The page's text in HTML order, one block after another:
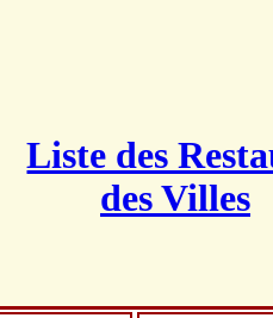
Liste des
des Villes